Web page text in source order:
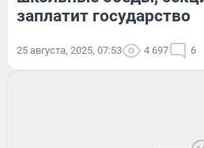
заплатит государство
25 августа, 2025, 07:53 4 697 6